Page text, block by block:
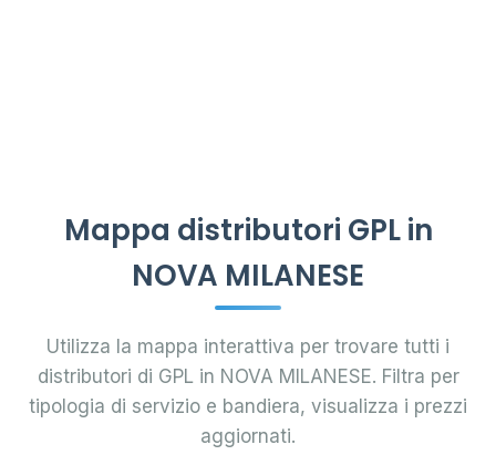
Mappa distributori GPL in
NOVA MILANESE
Utilizza la mappa interattiva per trovare tutti i
distributori di GPL in NOVA MILANESE. Filtra per
tipologia di servizio e bandiera, visualizza i prezzi
aggiornati.